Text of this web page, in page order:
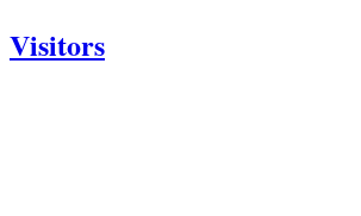
Visitors